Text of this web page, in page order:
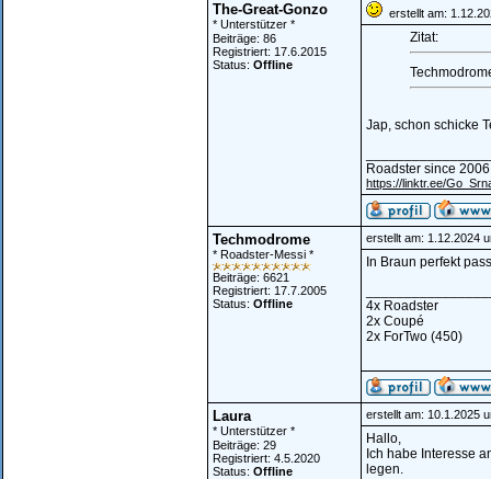
The-Great-Gonzo
* Unterstützer *
Beiträge: 86
Registriert: 17.6.2015
Status: Offline
erstellt am:
Zitat:
Jap, schon schicke
Roadster since
https://linktr.ee/
Techmodrome
* Roadster-Messi *
Beiträge: 6621
Registriert: 17.7.2005
Status: Offline
erstellt am: 1.12.2024
In Braun perfekt
4x Roadster
2x Coupé
2x ForTwo (450)
Laura
* Unterstützer *
Beiträge: 29
Registriert: 4.5.2020
Status: Offline
erstellt am: 10.1.2025
Hallo,
Ich habe Interesse
legen.